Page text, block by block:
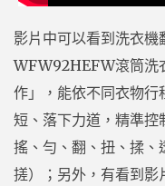
影片中可以看到洗衣
WFW92HEFW滾筒洗
作」，能依不同衣物行
短、落下力道，精準控
搖、勻、翻、扭、揉、
搓）；另外，有看到影